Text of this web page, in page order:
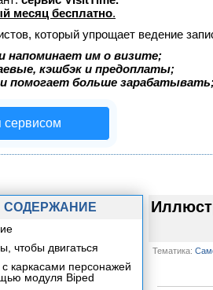
месяц бесплатно.
который упрощает ведение
напоминает им о визите;
кэшбэк и предоплаты;
помогает больше
сервисом
Тематика:
СОДЕРЖАНИЕ
чтобы двигаться
каркасами персонажей
модуля Biped